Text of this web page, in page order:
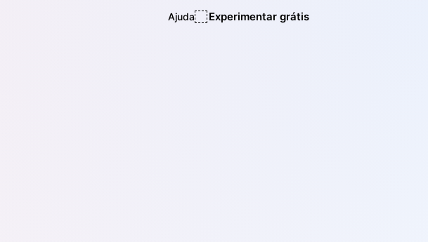
Ajuda Experimentar grátis